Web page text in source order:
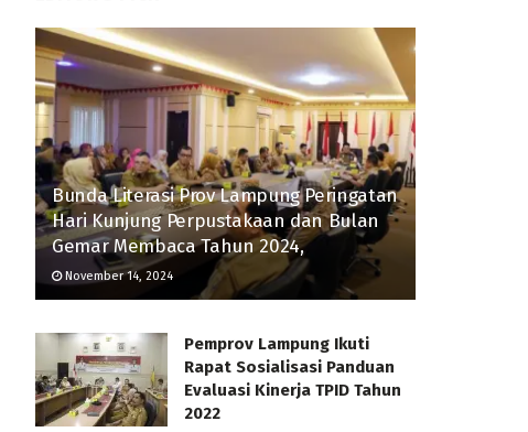
Bunda Literasi Prov Lampung Peringatan
Hari Kunjung Perpustakaan dan Bulan
Gemar Membaca Tahun 2024,
November 14, 2024
Pemprov Lampung Ikuti
Rapat Sosialisasi Panduan
Evaluasi Kinerja TPID Tahun
2022